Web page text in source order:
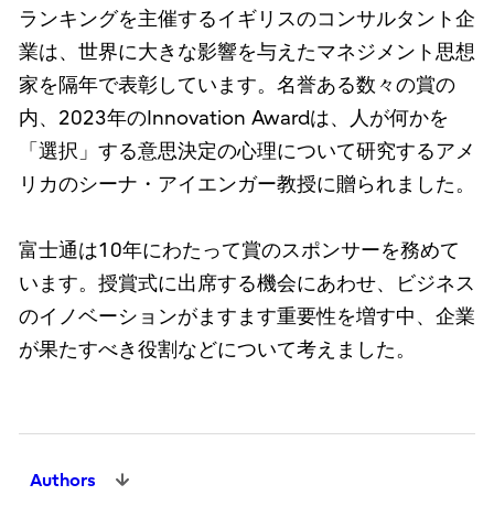
ランキングを主催するイギリスのコンサルタント企
業は、世界に大きな影響を与えたマネジメント思想
家を隔年で表彰しています。名誉ある数々の賞の
内、2023年のInnovation Awardは、人が何かを
「選択」する意思決定の心理について研究するアメ
リカのシーナ・アイエンガー教授に贈られました。
富士通は10年にわたって賞のスポンサーを務めて
います。授賞式に出席する機会にあわせ、ビジネス
のイノベーションがますます重要性を増す中、企業
が果たすべき役割などについて考えました。
Authors